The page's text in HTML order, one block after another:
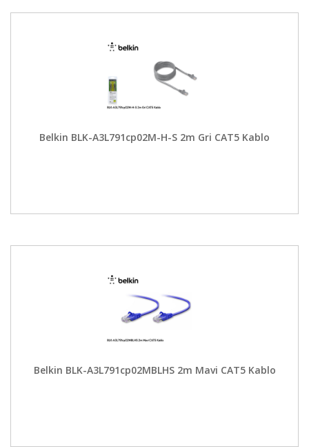
Belkin BLK-A3L791cp02M-H-S 2m Gri CAT5 Kablo
Belkin BLK-A3L791cp02MBLHS 2m Mavi CAT5 Kablo